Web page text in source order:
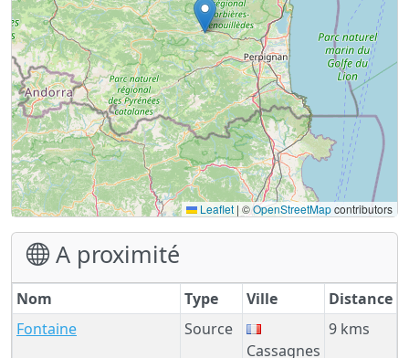
Leaflet | ©OpenStreetMapcontributors
A proximité
Nom Type Ville
Distance
Fontaine
Source
Cassagnes
9 kms